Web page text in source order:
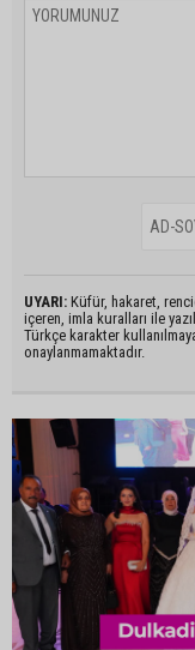
UYARI: Küfür, hakaret,
içeren, imla kuralları ile
Türkçe karakter
onaylanmamaktadır.